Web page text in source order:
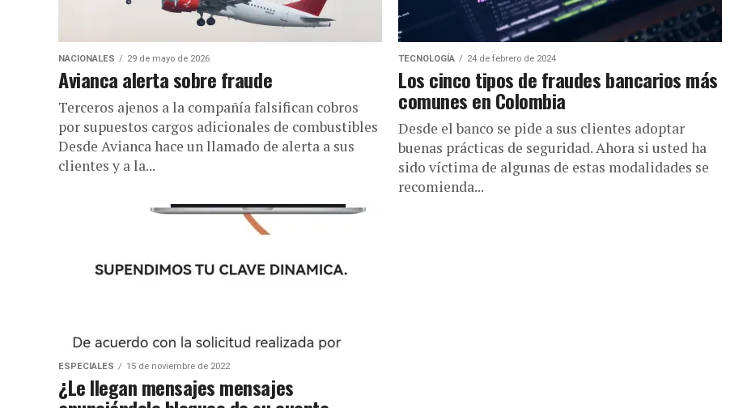
NACIONALES 29 de mayo de 2026
Avianca alerta sobre fraude
Terceros ajenos a la compañía falsifican cobros
por supuestos cargos adicionales de combustibles
Desde Avianca hace un llamado de alerta a sus
clientes y a la...
TECNOLOGÍA 24 de febrero de 2024
Los cinco tipos de fraudes bancarios más
comunes en Colombia
Desde el banco se pide a sus clientes adoptar
buenas prácticas de seguridad. Ahora si usted ha
sido víctima de algunas de estas modalidades se
recomienda...
ESPECIALES 15 de noviembre de 2022
¿Le llegan mensajes mensajes